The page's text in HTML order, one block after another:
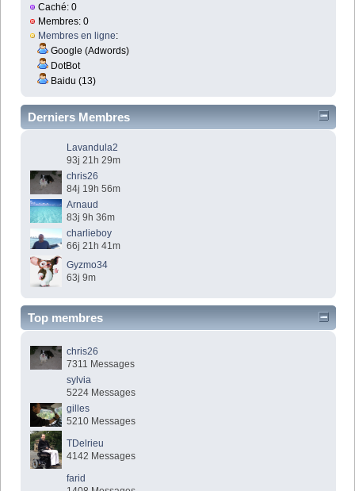
Caché: 0
Membres: 0
Membres en ligne:
Google (Adwords)
DotBot
Baidu (13)
Derniers Membres
Lavandula2
93j 21h 29m
chris26
84j 19h 56m
Arnaud
83j 9h 36m
charlieboy
66j 21h 41m
Gyzmo34
63j 9m
Top membres
chris26
7311 Messages
sylvia
5224 Messages
gilles
5210 Messages
TDelrieu
4142 Messages
farid